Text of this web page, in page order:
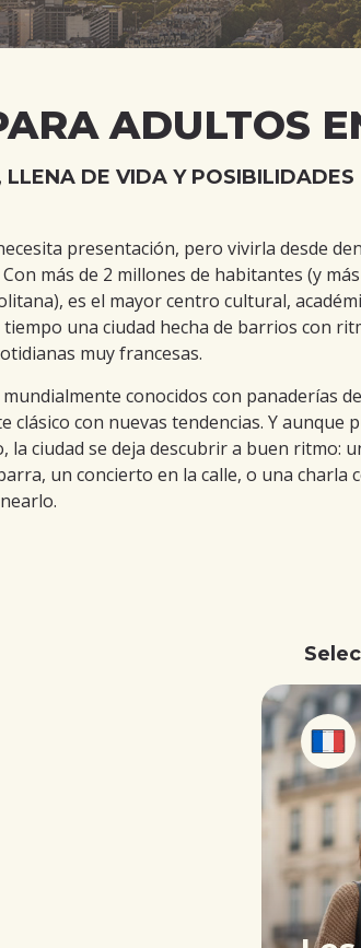
ADULTOS
DE VIDA Y POSIBILIDADES
presentación, pero vivirla desde
más de 2 millones de habitantes (y
es el mayor centro cultural,
una ciudad hecha de barrios con
muy francesas.
conocidos con panaderías
con nuevas tendencias. Y aunque
la ciudad se deja descubrir a buen ritmo:
un concierto en la calle, o una charla